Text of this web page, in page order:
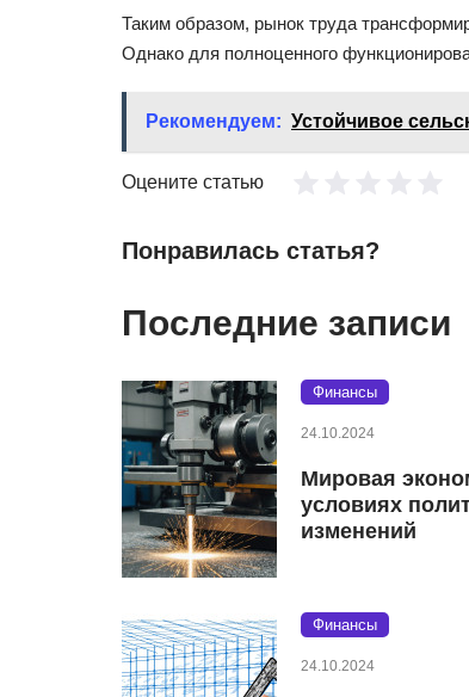
Таким образом, рынок труда
Однако для полноценного
Рекомендуем: Устойчивое
Оцените статью
Понравилась статья?
Последние записи
Финансы
24.10.2024
Мировая
условиях
изменений
Финансы
24.10.2024